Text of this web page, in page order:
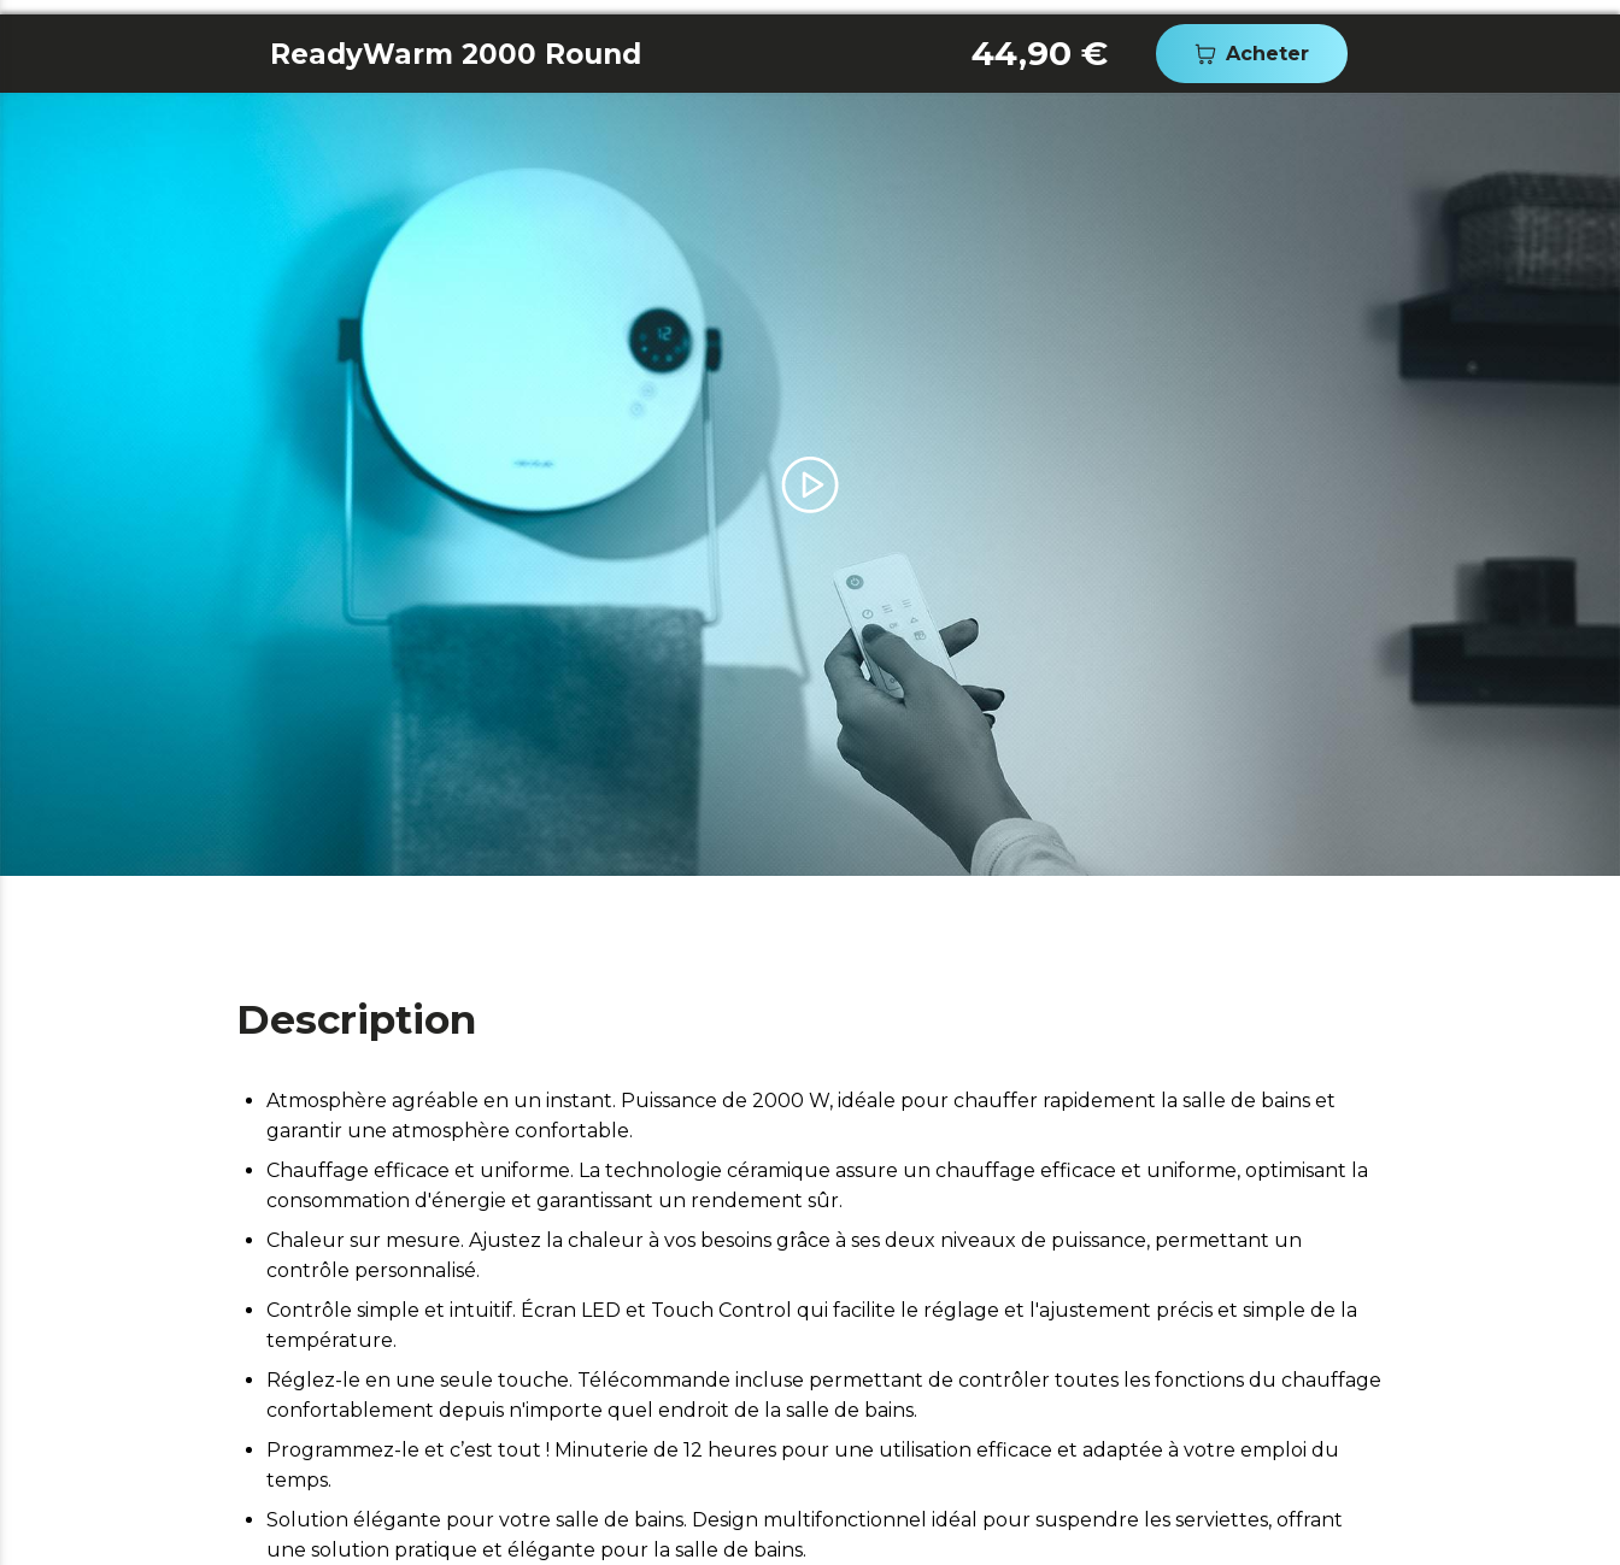
ReadyWarm 2000 Round 44,90 € Acheter
Description
Atmosphère agréable en un instant. Puissance de 2000 W, idéale pour chauffer rapidement la salle de bains et
garantir une atmosphère confortable.
Chauffage efficace et uniforme. La technologie céramique assure un chauffage efficace et uniforme, optimisant la
consommation d'énergie et garantissant un rendement sûr.
Chaleur sur mesure. Ajustez la chaleur à vos besoins grâce à ses deux niveaux de puissance, permettant un
contrôle personnalisé.
Contrôle simple et intuitif. Écran LED et Touch Control qui facilite le réglage et l'ajustement précis et simple de la
température.
Réglez-le en une seule touche. Télécommande incluse permettant de contrôler toutes les fonctions du chauffage
confortablement depuis n'importe quel endroit de la salle de bains.
Programmez-le et c’est tout ! Minuterie de 12 heures pour une utilisation efficace et adaptée à votre emploi du
temps.
Solution élégante pour votre salle de bains. Design multifonctionnel idéal pour suspendre les serviettes, offrant
une solution pratique et élégante pour la salle de bains.